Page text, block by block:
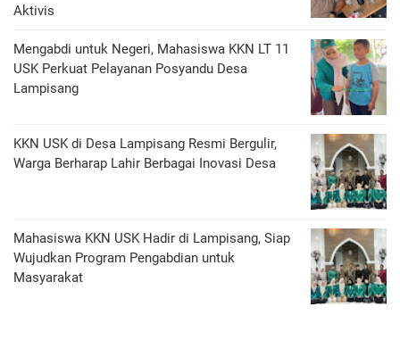
Aktivis
Mengabdi untuk Negeri, Mahasiswa KKN LT 11
USK Perkuat Pelayanan Posyandu Desa
Lampisang
KKN USK di Desa Lampisang Resmi Bergulir,
Warga Berharap Lahir Berbagai Inovasi Desa
Mahasiswa KKN USK Hadir di Lampisang, Siap
Wujudkan Program Pengabdian untuk
Masyarakat